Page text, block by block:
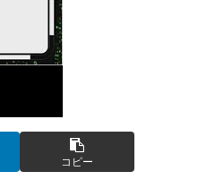
コピー